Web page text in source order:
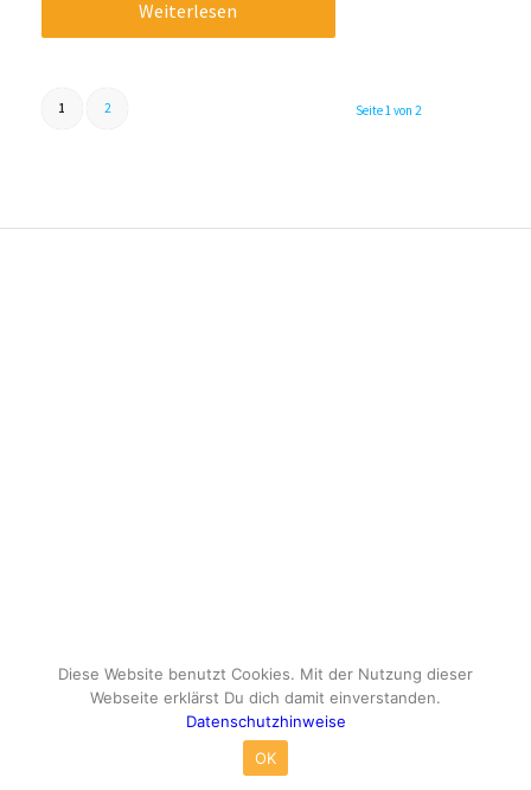
Weiterlesen
Seite 1 von 2
1 2
© Copyright - travelox.de - Sebastian Tuke
Datenschutzhinweise
Diese Website benutzt Cookies. Mit der Nutzung dieser
Webseite erklärst Du dich damit einverstanden.
Datenschutzhinweise
OK